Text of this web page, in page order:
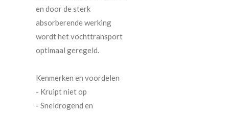
en door de sterk
absorberende werking
wordt het vochttransport
optimaal geregeld.
Kenmerken en voordelen
- Kruipt niet op
- Sneldrogend en